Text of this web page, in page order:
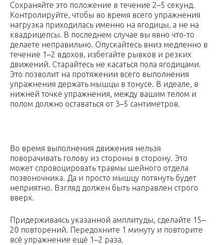
Сохраняйте это положение в течение 2–5 секунд.
Контролируйте, чтобы во время всего упражнения
нагрузка приходилась именно на ягодицы, а не на
квадрицепсы. В последнем случае вы явно что-то
делаете неправильно. Опускайтесь вниз медленно в
течение 1–2 вдохов, избегайте рывков и резких
движений. Старайтесь не касаться пола ягодицами.
Это позволит на протяжении всего выполнения
упражнения держать мышцы в тонусе. В идеале, в
нижней точке упражнения, между вашим телом и
полом должно оставаться от 3–5 сантиметров.
Во время выполнения движения нельзя
поворачивать голову из стороны в сторону. Это
может спровоцировать травмы шейного отдела
позвоночника. Да и просто мышцу потянуть будет
неприятно. Взгляд должен быть направлен строго
вверх.
Придерживаясь указанной амплитуды, сделайте 15–
20 повторений. Передохните 1 минуту и повторите
всё упражнение ещё 1–2 раза.